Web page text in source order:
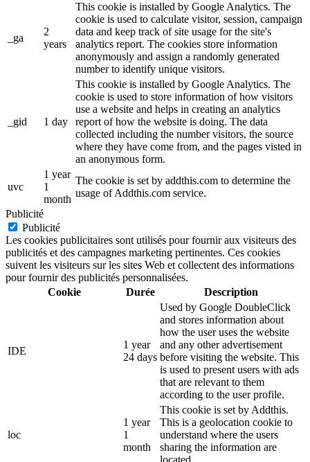
_ga
2
years
This cookie is installed by Google Analytics. The
cookie is used to calculate visitor, session, campaign
data and keep track of site usage for the site's
analytics report. The cookies store information
anonymously and assign a randomly generated
number to identify unique visitors.
_gid 1 day
This cookie is installed by Google Analytics. The
cookie is used to store information of how visitors
use a website and helps in creating an analytics
report of how the website is doing. The data
collected including the number visitors, the source
where they have come from, and the pages visted in
an anonymous form.
uvc
1 year
1
month
The cookie is set by addthis.com to determine the
usage of Addthis.com service.
Publicité
Publicité
Les cookies publicitaires sont utilisés pour fournir aux visiteurs des
publicités et des campagnes marketing pertinentes. Ces cookies
suivent les visiteurs sur les sites Web et collectent des informations
pour fournir des publicités personnalisées.
Cookie
Durée Description
IDE
1 year
24 days
Used by Google DoubleClick
and stores information about
how the user uses the website
and any other advertisement
before visiting the website. This
is used to present users with ads
that are relevant to them
according to the user profile.
loc
1 year
1
month
This cookie is set by Addthis.
This is a geolocation cookie to
understand where the users
sharing the information are